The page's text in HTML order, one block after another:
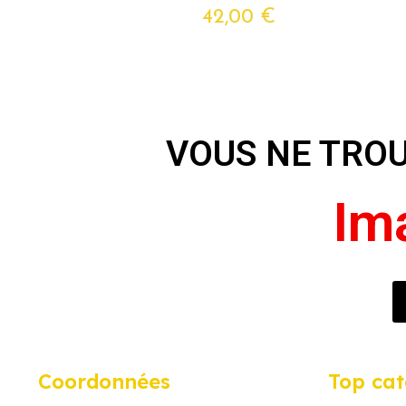
42,00 €
VOUS NE
En
Im
Pe
No
Coordonnées Top